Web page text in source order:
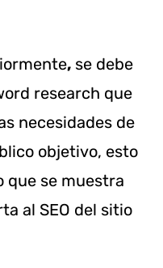
, se debe
research que
necesidades de
objetivo, esto
que se muestra
al SEO del sitio